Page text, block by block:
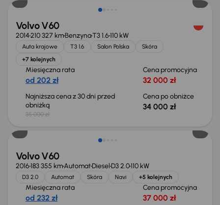
Volvo V60
2014210 327 kmBenzynaT3 1.6110 kW
Auta krajowe T3 1.6 Salon Polska
Skóra
+7 kolejnych
Miesięczna rata
od 202 zł
Cena promocyjna
32 000 zł
Najniższa cena z 30 dni przed
obniżką
35 000 zł
Cena po obniżce
34 000 zł
Volvo V60
2016183 355 kmAutomatDiesel D3 2.0110 kW
D3 2.0 Automat Skóra Navi +5 kolejnych
Miesięczna rata
od 232 zł
Cena promocyjna
37 000 zł